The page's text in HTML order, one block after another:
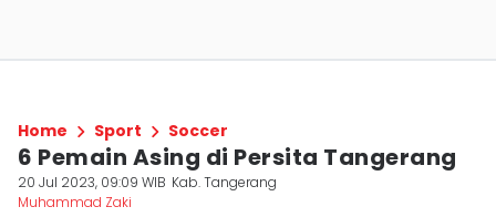
Home Sport Soccer
6 Pemain Asing di Persita Tangerang
20 Jul 2023, 09:09 WIB Kab. Tangerang
Muhammad Zaki